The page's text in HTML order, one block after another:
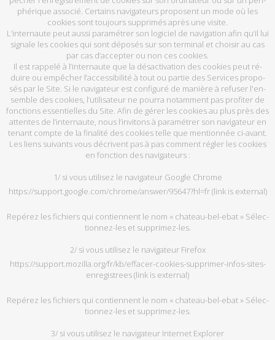
phé­rique as­so­cié. Cer­tains na­vi­ga­teurs pro­posent un mode où les
cookies sont tou­jours sup­pri­més après une vi­site.
L’in­ter­naute peut aussi pa­ra­mé­trer son lo­gi­ciel de na­vi­ga­tion afin qu’il lui
si­gnale les co­okies qui sont dé­po­sés sur son ter­mi­nal et choi­sir au cas
par cas d’ac­cep­ter ou non ces co­okies.
Il est rap­pelé à l’in­ter­naute que la désac­ti­va­tion des co­okies peut ré­
duire ou em­pê­cher l’ac­ces­si­bi­lité à tout ou par­tie des Ser­vices pro­po­
sés par le Site. Si le na­vi­ga­teur est confi­guré de ma­nière à re­fu­ser l'en­
semble des co­okies, l’uti­li­sa­teur ne pourra no­tam­ment pas pro­fi­ter de
fonctions es­sen­tielles du Site. Afin de gé­rer les co­okies au plus près des
at­tentes de l’in­ter­naute, nous l’in­vi­tons à pa­ra­mé­trer son na­vi­ga­teur en
te­nant compte de la fi­na­lité des co­okies telle que men­tion­née ci-avant.
Les liens sui­vants vous dé­crivent pas à pas com­ment ré­gler les co­okies
en fonc­tion des na­vi­ga­teurs :
1/ si vous uti­li­sez le na­vi­ga­teur Google Chrome
https://support.google.com/chrome/answer/95647?hl=fr(link is external)
Re­pé­rez les fi­chiers qui contiennent le nom « chateau-bel-ebat » Sé­lec­
tion­nez-les et sup­pri­mez-les.
2/ si vous uti­li­sez le na­vi­ga­teur Fi­re­fox
https://support.mozilla.org/fr/kb/effacer-cookies-supprimer-infos-sites-
enregistrees(link is external)
Re­pé­rez les fi­chiers qui contiennent le nom « chateau-bel-ebat » Sé­lec­
tion­nez-les et sup­pri­mez-les.
3/ si vous uti­li­sez le na­vi­ga­teur In­ter­net Ex­plo­rer